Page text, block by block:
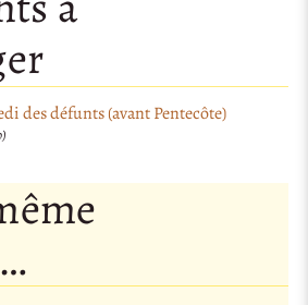
des défunts (avant Pentecôte)